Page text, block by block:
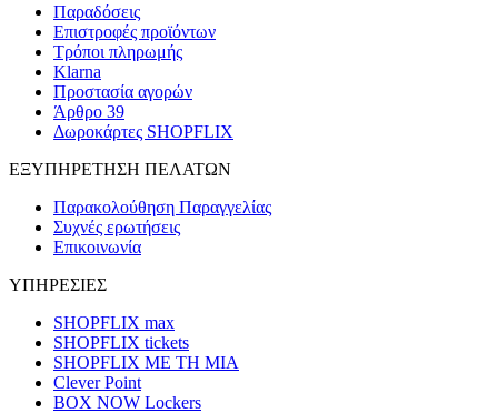
Παραδόσεις
Επιστροφές προϊόντων
Τρόποι πληρωμής
Klarna
Προστασία αγορών
Άρθρο 39
Δωροκάρτες SHOPFLIX
ΕΞΥΠΗΡΕΤΗΣΗ ΠΕΛΑΤΩΝ
Παρακολούθηση Παραγγελίας
Συχνές ερωτήσεις
Επικοινωνία
ΥΠΗΡΕΣΙΕΣ
SHOPFLIX max
SHOPFLIX tickets
SHOPFLIX ΜΕ ΤΗ ΜΙΑ
Clever Point
BOX NOW Lockers